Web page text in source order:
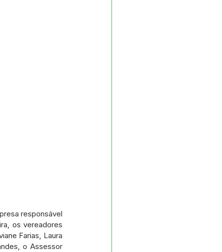
responsável
os vereadores
Farias, Laura
o Assessor